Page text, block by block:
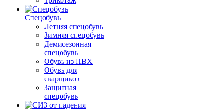
Спецобувь
Летняя спецобувь
Зимняя спецобувь
Демисезонная
спецобувь
Обувь из ПВХ
Обувь для
сварщиков
Защитная
спецобувь